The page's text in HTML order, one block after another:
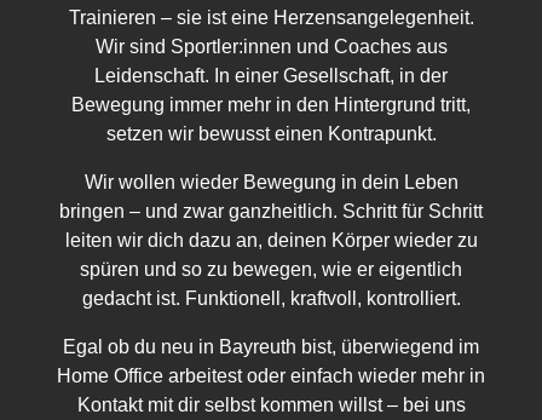
Trainieren – sie ist eine Herzensangelegenheit.
Wir sind Sportler:innen und Coaches aus
Leidenschaft. In einer Gesellschaft, in der
Bewegung immer mehr in den Hintergrund tritt,
setzen wir bewusst einen Kontrapunkt.
Wir wollen wieder Bewegung in dein Leben
bringen – und zwar ganzheitlich. Schritt für Schritt
leiten wir dich dazu an, deinen Körper wieder zu
spüren und so zu bewegen, wie er eigentlich
gedacht ist. Funktionell, kraftvoll, kontrolliert.
Egal ob du neu in Bayreuth bist, überwiegend im
Home Office arbeitest oder einfach wieder mehr in
Kontakt mit dir selbst kommen willst – bei uns